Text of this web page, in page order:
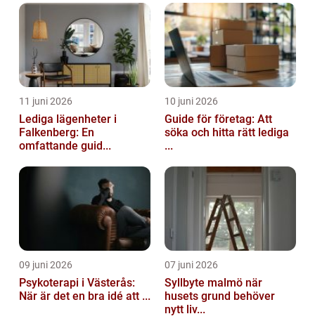
11 juni 2026
Lediga lägenheter i
Falkenberg: En
omfattande guid...
10 juni 2026
Guide för företag: Att
söka och hitta rätt lediga
...
09 juni 2026
Psykoterapi i Västerås:
När är det en bra idé att ...
07 juni 2026
Syllbyte malmö när
husets grund behöver
nytt liv...